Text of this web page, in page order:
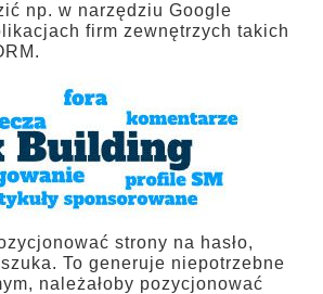
np. w narzędziuGoogle
firm zewnętrzych takich
strony na hasło,
To generuje niepotrzebne
należałoby pozycjonować